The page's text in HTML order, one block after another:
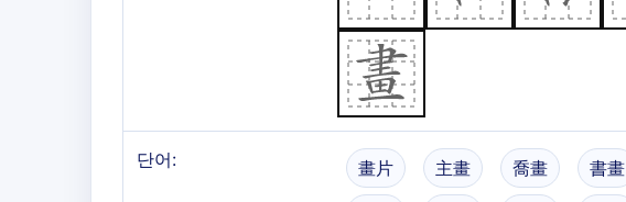
단어: 畫片 主畫 喬畫 書畫